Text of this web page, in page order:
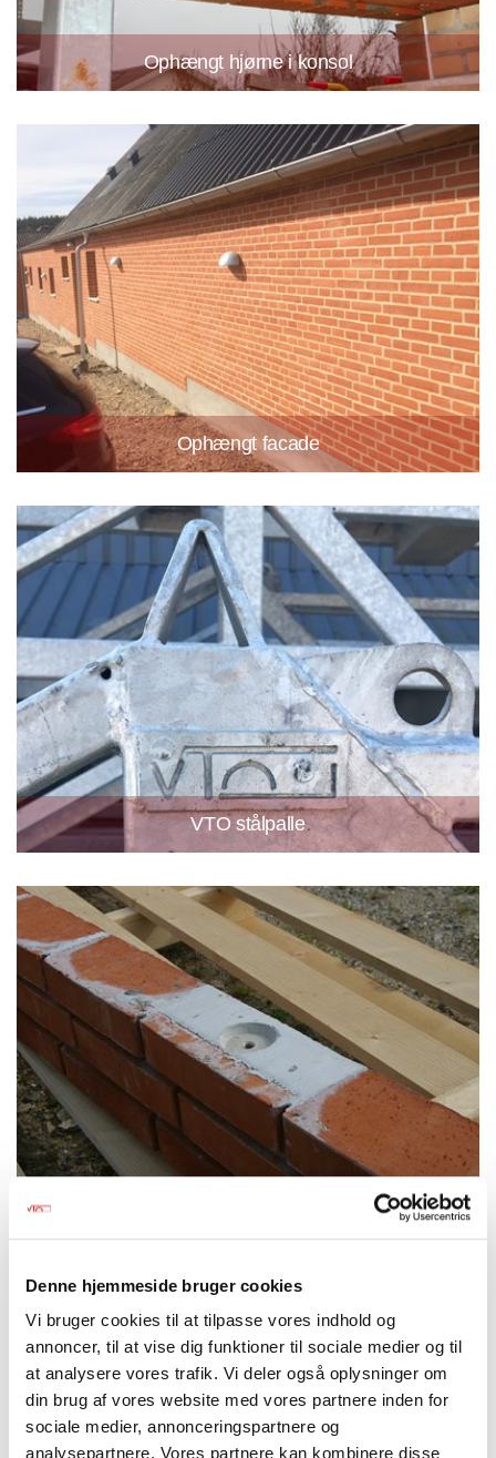
Denne hjemmeside bruger cookies
Vi bruger cookies til at tilpasse vores indhold og
annoncer, til at vise dig funktioner til sociale medier og til
at analysere vores trafik. Vi deler også oplysninger om
din brug af vores website med vores partnere inden for
sociale medier, annonceringspartnere og
analysepartnere. Vores partnere kan kombinere disse
Ophængt hjørne i konsol
Ophængt facade
VTO stålpalle